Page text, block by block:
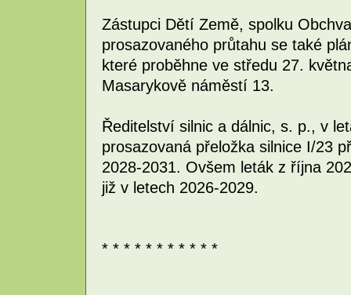
Zástupci Dětí Země, spolku
prosazovaného průtahu se také
které proběhne ve středu 27.
Masarykově náměstí 13.
Ředitelství silnic a dálnic, s. p., v
prosazovaná přeložka silnice I/23
2028-2031. Ovšem leták z října
již v letech 2026-2029.
* * * * * * * * * * *